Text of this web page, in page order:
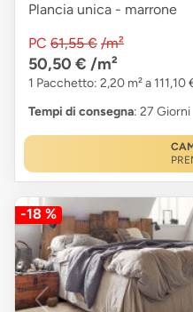
Plancia unica - marrone
PC 61,55 € /m²
50,50 € /m²
1 Pacchetto: 2,20 m² a 111,10
Tempi di consegna: 27 Giorni
-18 %